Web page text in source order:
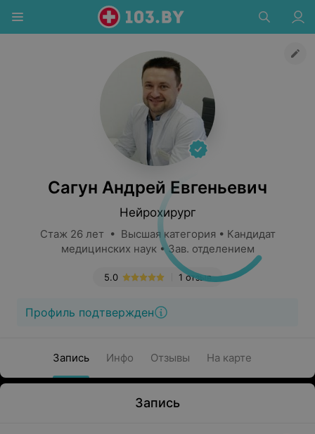
Сагун Андрей Евгеньевич
Нейрохирург
Стаж 26 лет • Высшая категория • Кандидат
медицинских наук • Зав. отделением
1 отзыв
5.0
Профиль подтвержден
Запись Инфо Отзывы На карте
Запись